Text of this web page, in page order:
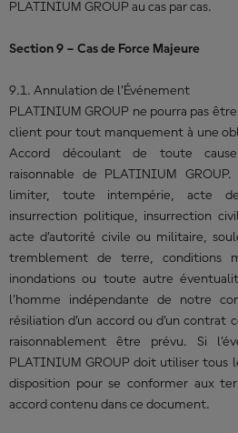
PLATINIUM GROUP au cas par cas.
Section 9 – Cas de Force Majeure
9.1. Annulation de l’Événement
PLATINIUM GROUP ne pourra pas
client pour tout manquement à une
Accord découlant de toute
raisonnable de PLATINIUM
limiter, toute intempérie, acte
insurrection politique, insurrection
acte d’autorité civile ou militaire,
tremblement de terre, conditions
inondations ou toute autre
l’homme indépendante de notre
résiliation d’un accord ou d’un contrat
raisonnablement être prévu. Si
PLATINIUM GROUP doit utiliser tous
disposition pour se conformer aux
accord contenu dans ce document.